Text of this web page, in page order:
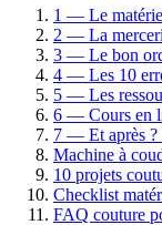
1 — Le
2 — La
3 — Le bon
4 — Les 10
5 — Les
6 — Cours en
7 — Et après ?
Machine à
10 projets
Checklist
FAQ couture